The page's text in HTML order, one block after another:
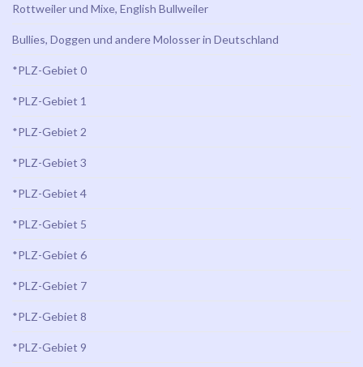
Rottweiler und Mixe, English Bullweiler
Bullies, Doggen und andere Molosser in Deutschland
*PLZ-Gebiet 0
*PLZ-Gebiet 1
*PLZ-Gebiet 2
*PLZ-Gebiet 3
*PLZ-Gebiet 4
*PLZ-Gebiet 5
*PLZ-Gebiet 6
*PLZ-Gebiet 7
*PLZ-Gebiet 8
*PLZ-Gebiet 9